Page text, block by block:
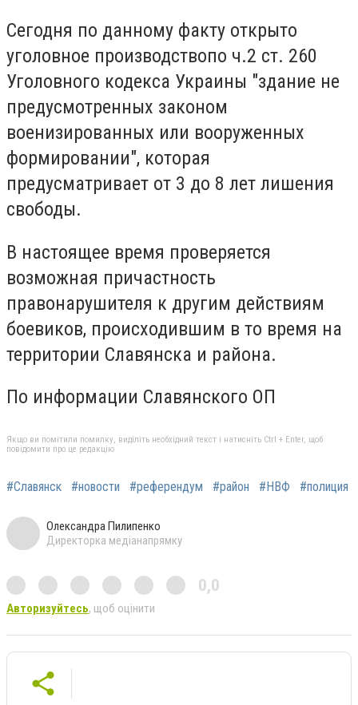
Сегодня по данному факту открыто
уголовное производствопо ч.2 ст. 260
Уголовного кодекса Украины "здание не
предусмотренных законом
военизированных или вооруженных
формировании", которая
предусматривает от 3 до 8 лет лишения
свободы.
В настоящее время проверяется
возможная причастность
правонарушителя к другим действиям
боевиков, происходившим в то время на
территории Славянска и района.
По информации Славянского ОП
Якщо ви помітили помилку, виділіть необхідний текст і натисніть Ctrl + Enter, щоб
повідомити про це редакцію
#Славянск #новости #референдум #район #НВФ #полиция
Олександра Пилипенко
Директорка медіанапрямку
0,0
Авторизуйтесь, щоб оцінити